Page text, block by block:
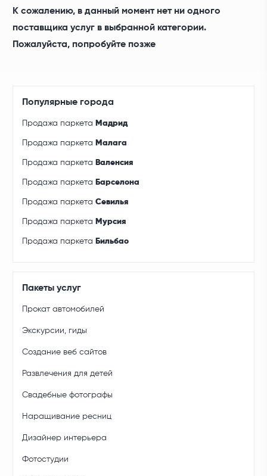
К сожалению, в данный момент нет ни одного
поставщика услуг в выбранной категории.
Пожалуйста, попробуйте позже
Популярные города
Продажа паркета Мадрид
Продажа паркета Малага
Продажа паркета Валенсия
Продажа паркета Барселона
Продажа паркетаСевилья
Продажа паркета Мурсия
Продажа паркета Бильбао
Пакеты услуг
Прокат автомобилей
Экскурсии, гиды
Создание веб сайтов
Развлечения для детей
Свадебные фотографы
Наращивание ресниц
Дизайнер интерьера
Фотостудии